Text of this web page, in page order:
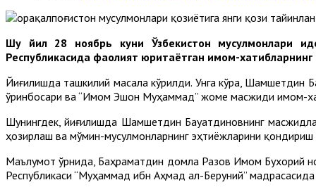
Шу йил 28 ноябрь куни Ўзбекистон мусулмонлари
Республикасида фаолият юритаётган имом-
Йиғилишда ташкилий масала кўрилди. Унга кўра, Шамшетдин
ўринбосари ва “Имом Эшон Муҳаммад” жоме масжиди имом-
Шунингдек, йиғилишда Шамшетдин Бауатдиновнинг
ҳозирлаш ва мўмин-мусулмонларнинг эҳтиёжларини
Маълумот ўрнида, Баҳраматдин домла Разов Имом Бухорий
Республикаси “Муҳаммад ибн Аҳмад ал-Беруний”